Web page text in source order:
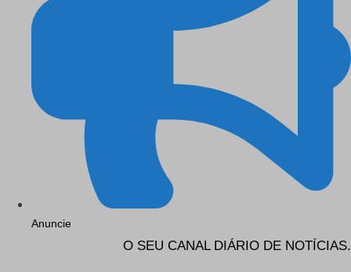
Anuncie
O SEU CANAL DIÁRIO DE NOTÍCIAS.